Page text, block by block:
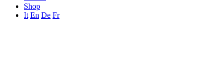
Shop
It En De Fr